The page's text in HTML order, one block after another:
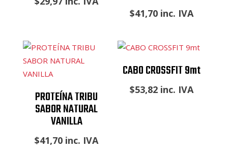
$41,70 inc. IVA
PROTEÍNA TRIBU
SABOR NATURAL
VANILLA
$41,70 inc. IVA
CABO CROSSFIT 9mt
$53,82 inc. IVA